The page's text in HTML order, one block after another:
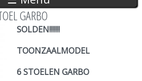
GARBO
SOLDEN!!!!!!!
TOONZAALMODEL
6 STOELEN GARBO